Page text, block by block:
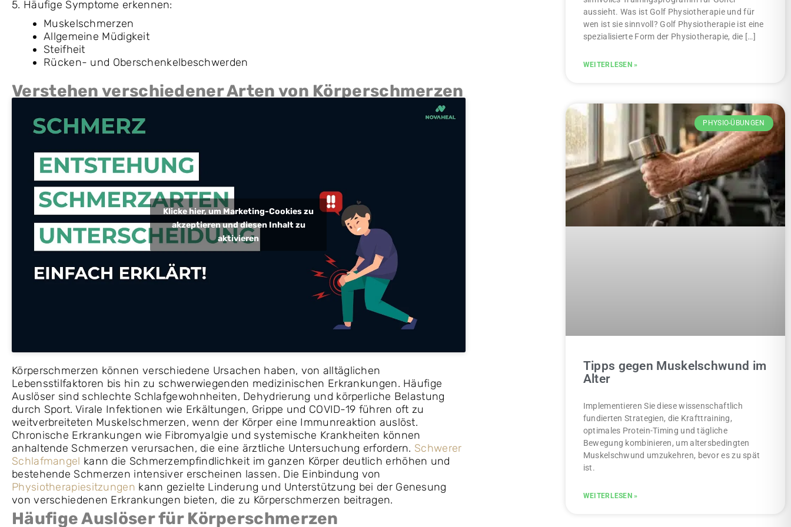
5. Häufige Symptome erkennen:
Muskelschmerzen
Allgemeine Müdigkeit
Steifheit
Rücken- und Oberschenkelbeschwerden
Verstehen verschiedener Arten von Körperschmerzen
Klicke hier, um Marketing-Cookies zu
akzeptieren und diesen Inhalt zu
aktivieren
Körperschmerzen können verschiedene Ursachen haben, von alltäglichen
Lebensstilfaktoren bis hin zu schwerwiegenden medizinischen Erkrankungen. Häufige
Auslöser sind schlechte Schlafgewohnheiten, Dehydrierung und körperliche Belastung
durch Sport. Virale Infektionen wie Erkältungen, Grippe und COVID-19 führen oft zu
weitverbreiteten Muskelschmerzen, wenn der Körper eine Immunreaktion auslöst.
Chronische Erkrankungen wie Fibromyalgie und systemische Krankheiten können
anhaltende Schmerzen verursachen, die eine ärztliche Untersuchung erfordern. Schwerer
Schlafmangel kann die Schmerzempfindlichkeit im ganzen Körper deutlich erhöhen und
bestehende Schmerzen intensiver erscheinen lassen. Die Einbindung von
Physiotherapiesitzungen kann gezielte Linderung und Unterstützung bei der Genesung
von verschiedenen Erkrankungen bieten, die zu Körperschmerzen beitragen.
Häufige Auslöser für Körperschmerzen
aussieht. Was ist Golf Physiotherapie und für
wen ist sie sinnvoll? Golf Physiotherapie ist eine
spezialisierte Form der Physiotherapie, die […]
WEITERLESEN »
PHYSIO-ÜBUNGEN
Tipps gegen Muskelschwund im
Alter
Implementieren Sie diese wissenschaftlich
fundierten Strategien, die Krafttraining,
optimales Protein-Timing und tägliche
Bewegung kombinieren, um altersbedingten
Muskelschwund umzukehren, bevor es zu spät
ist.
WEITERLESEN »